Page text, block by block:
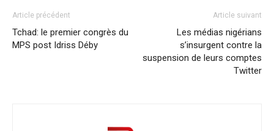
Article précédent
Tchad: le premier congrès du
MPS post Idriss Déby
Article suivant
Les médias nigérians
s’insurgent contre la
suspension de leurs comptes
Twitter